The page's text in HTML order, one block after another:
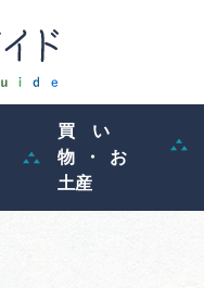
買い
物・お
土産